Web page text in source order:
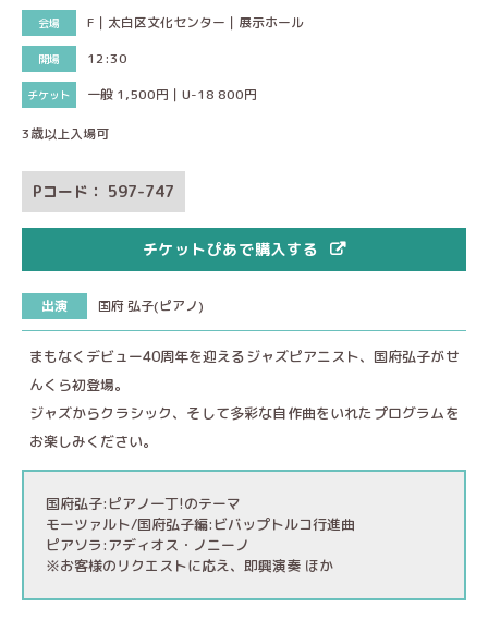
F｜太白区文化センター｜展示ホール
12:30
一般 1,500円｜U-18 800円
3歳以上入場可
Pコード： 597-747
チケットぴあで購入する
出演 国府 弘子(ピアノ)
まもなくデビュー40周年を迎えるジャズピアニスト、国府弘子がせ
んくら初登場。
ジャズからクラシック、そして多彩な自作曲をいれたプログラムを
お楽しみください。
国府弘子:ピアノ一丁!のテーマ
モーツァルト/国府弘子編:ビバップトルコ行進曲
ピアソラ:アディオス・ノニーノ
※お客様のリクエストに応え、即興演奏 ほか